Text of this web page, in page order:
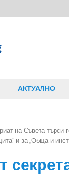
АКТУАЛНО
на Съвета търси
и за „Обща и